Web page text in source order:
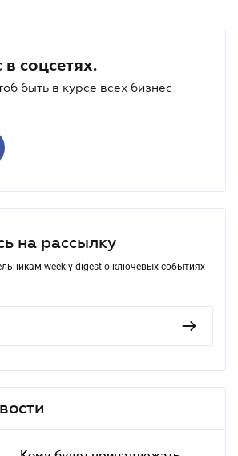
в соцсетях.
быть в курсе всех бизнес-
на рассылку
weekly-digest о ключевых событиях